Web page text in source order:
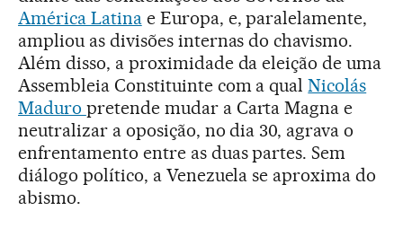
América Latinae Europa, e, paralelamente,
ampliou as divisões internas do chavismo.
Além disso, a proximidade da eleição de uma
Assembleia Constituinte com a qualNicolás
Maduro pretende mudar a Carta Magna e
neutralizar a oposição, no dia 30, agrava o
enfrentamento entre as duas partes. Sem
diálogo político, a Venezuela se aproxima do
abismo.